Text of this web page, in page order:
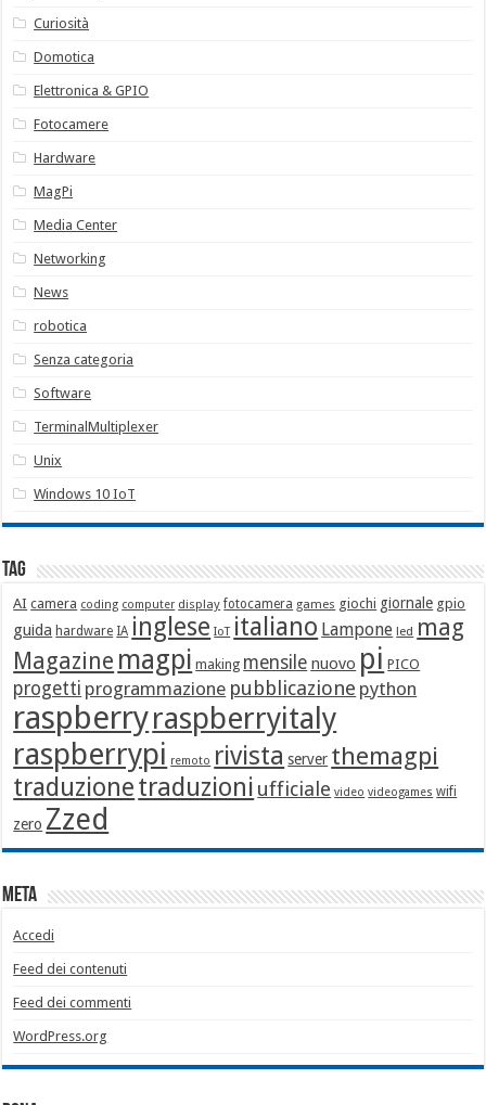
Curiosità
Domotica
Elettronica & GPIO
Fotocamere
Hardware
MagPi
Media Center
Networking
News
robotica
Senza categoria
Software
TerminalMultiplexer
Unix
Windows 10 IoT
Tag
AI camera coding computer display fotocamera games giochi giornale gpio
guida hardware IA inglese IoT italiano Lampone led mag
Magazine magpi making mensile nuovo pi PICO
progetti programmazione pubblicazione python
raspberryraspberryitaly
raspberrypi remoto rivista server themagpi
traduzionetraduzioni ufficiale video videogames wifi
zero Zzed
Meta
Accedi
Feed dei contenuti
Feed dei commenti
WordPress.org